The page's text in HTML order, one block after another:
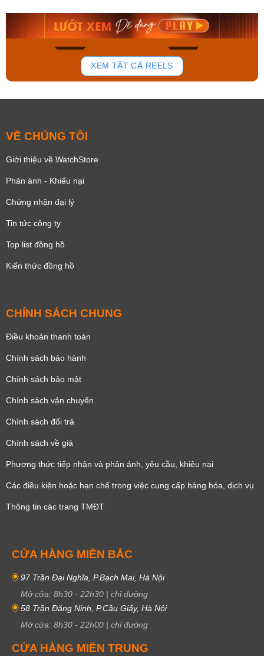
168
Mua ngay Mua ngay
XEM TẤT CẢ REELS
VỀ CHÚNG TÔI
Giới thiệu về WatchStore
Phản ánh - Khiếu nại
Chứng nhận đại lý
Tin tức công ty
Top list đồng hồ
Kiến thức đồng hồ
CHÍNH SÁCH CHUNG
Điều khoản thanh toán
Chính sách bảo hành
Chính sách bảo mật
Chính sách vận chuyển
Chính sách đổi trả
Chính sách về giá
Phương thức tiếp nhận và phản ánh, yêu cầu, khiêu nại
Các điều kiện hoặc hạn chế trong việc cung cấp hàng hóa, dịch vụ
Thông tin các trang TMĐT
CỬA HÀNG MIỀN BẮC
97 Trần Đại Nghĩa, P.Bạch Mai, Hà Nội
Mở cửa: 8h30 - 22h30 | chỉ đường
58 Trần Đăng Ninh, P.Cầu Giấy, Hà Nội
Mở cửa: 8h30 - 22h00 | chỉ đường
CỬA HÀNG MIỀN TRUNG